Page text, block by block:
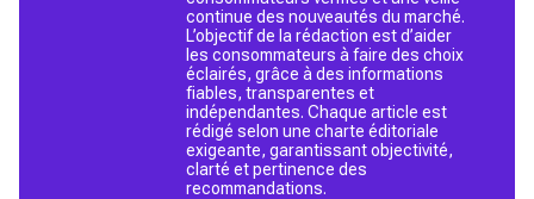
continue des nouveautés du marché.
L’objectif de la rédaction est d’aider
les consommateurs à faire des choix
éclairés, grâce à des informations
fiables, transparentes et
indépendantes. Chaque article est
rédigé selon une charte éditoriale
exigeante, garantissant objectivité,
clarté et pertinence des
recommandations.